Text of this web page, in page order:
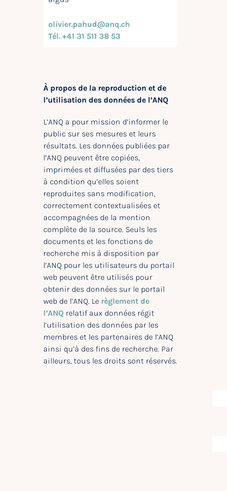
olivier.pahud@anq.ch
Tél. +41 31 511 38 53
À propos de la reproduction et de
l’utilisation des données de l’ANQ
L’ANQ a pour mission d’informer le
public sur ses mesures et leurs
résultats. Les données publiées par
l’ANQ peuvent être copiées,
imprimées et diffusées par des tiers
à condition qu’elles soient
reproduites sans modification,
correctement contextualisées et
accompagnées de la mention
complète de la source. Seuls les
documents et les fonctions de
recherche mis à disposition par
l’ANQ pour les utilisateurs du portail
web peuvent être utilisés pour
obtenir des données sur le portail
web de l’ANQ. Le règlement de
l’ANQ relatif aux données régit
l’utilisation des données par les
membres et les partenaires de l’ANQ
ainsi qu’à des fins de recherche. Par
ailleurs, tous les droits sont réservés.